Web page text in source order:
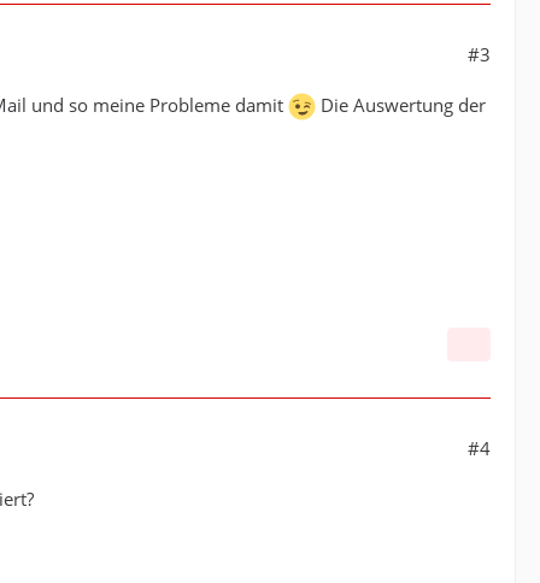
#3
und so meine Probleme damit Die Auswertung der
#4